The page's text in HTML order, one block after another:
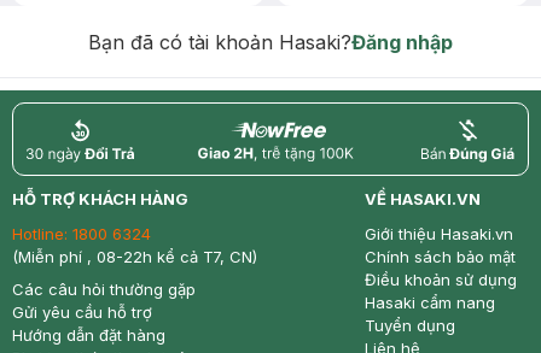
Bạn đã có tài khoản Hasaki?Đăng nhập
return nowfree price
HỖ TRỢ KHÁCH HÀNG
Hotline: 1800 6324
(Miễn phí , 08-22h kể cả T7, CN)
Các câu hỏi thường gặp
Gửi yêu cầu hỗ trợ
Hướng dẫn đặt hàng
VỀ HASAKI.VN
Giới thiệu Hasaki.vn
Chính sách bảo mật
Điều khoản sử dụng
Hasaki cẩm nang
Tuyển dụng
Liên hệ